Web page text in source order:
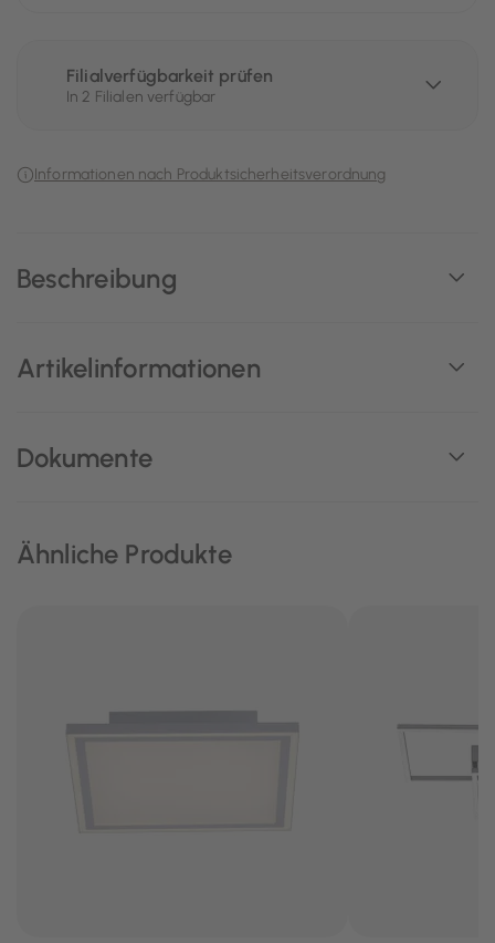
Beschreibung
Artikelinformationen
Dokumente
Filialverfügbarkeit prüfen
In 2 Filialen verfügbar
Informationen nach Produktsicherheitsverordnung